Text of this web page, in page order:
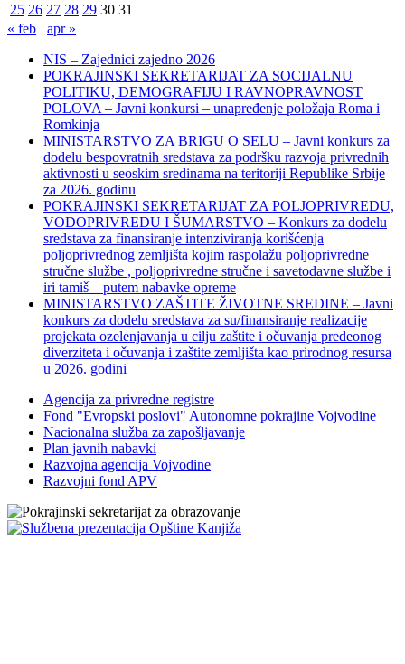
25 26 27 28 29 30 31
« feb
apr »
NIS – Zajednici zajedno 2026
POKRAJINSKI SEKRETARIJAT ZA SOCIJALNU
POLITIKU, DEMOGRAFIJU I RAVNOPRAVNOST
POLOVA – Javni konkursi – unapređenje položaja Roma i
Romkinja
MINISTARSTVO ZA BRIGU O SELU – Javni konkurs za
dodelu bespovratnih sredstava za podršku razvoja privrednih
aktivnosti u seoskim sredinama na teritoriji Republike Srbije
za 2026. godinu
POKRAJINSKI SEKRETARIJAT ZA POLJOPRIVREDU,
VODOPRIVREDU I ŠUMARSTVO – Konkurs za dodelu
sredstava za finansiranje intenziviranja korišćenja
poljoprivrednog zemljišta kojim raspolažu poljoprivredne
stručne službe , poljoprivredne stručne i savetodavne službe i
iri tamiš ‒ putem nabavke opreme
MINISTARSTVO ZAŠTITE ŽIVOTNE SREDINE – Javni
konkurs za dodelu sredstava za su/finansiranje realizacije
projekata ozelenjavanja u cilju zaštite i očuvanja predeonog
diverziteta i očuvanja i zaštite zemljišta kao prirodnog resursa
u 2026. godini
Agencija za privredne registre
Fond "Evropski poslovi" Autonomne pokrajine Vojvodine
Nacionalna služba za zapošljavanje
Plan javnih nabavki
Razvojna agencija Vojvodine
Razvojni fond APV